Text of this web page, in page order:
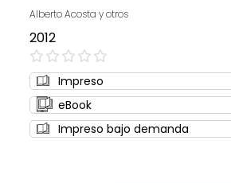
Alberto Acosta y otros
2012
0%
Impreso
eBook
Impreso bajo demanda